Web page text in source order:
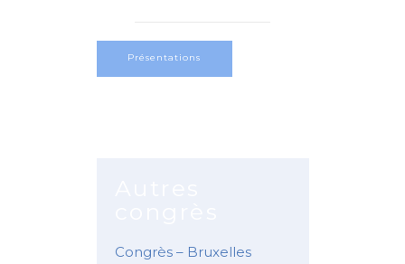
Présentations
Congrès – Bruxelles